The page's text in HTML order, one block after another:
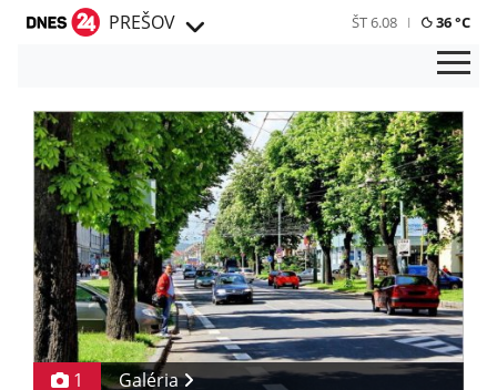
PREŠOV ŠT 6.08 36 °C
1 Galéria